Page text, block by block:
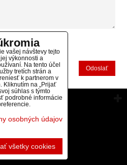
Odoslať
vašej návštevy tejto
výkonnosti a
Na tento účel
tretích strán a
k partnerom v
Kliknutím na „Prijať
súhlas s týmto
podrobné informácie
osobných údajov
všetky cookies